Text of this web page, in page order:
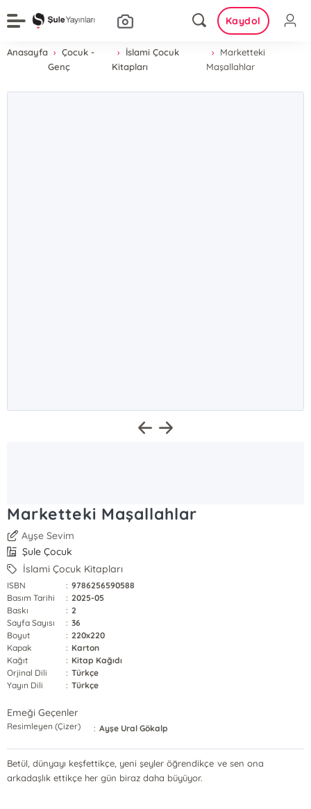
Kaydol
Anasayfa
Çocuk -
Genç
İslami Çocuk
Kitapları
Marketteki
Maşallahlar
Marketteki Maşallahlar
Ayşe Sevim
Şule Çocuk
İslami Çocuk Kitapları
ISBN : 9786256590588
Basım Tarihi
: 2025-05
Baskı
: 2
Sayfa Sayısı
: 36
Boyut
: 220x220
Kapak
: Karton
Kağıt
: Kitap Kağıdı
Orjinal Dili
: Türkçe
Yayın Dili
: Türkçe
Emeği Geçenler
Resimleyen (Çizer) : Ayşe Ural Gökalp
Betül, dünyayı keşfettikçe, yeni şeyler öğrendikçe ve sen ona
arkadaşlık ettikçe her gün biraz daha büyüyor.